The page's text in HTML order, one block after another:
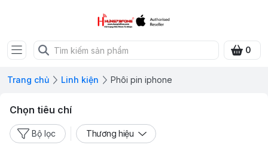
0
Trang chủ Linh kiện Phôi pin iphone
Chọn tiêu chí
Bộ lọc Thương hiệu